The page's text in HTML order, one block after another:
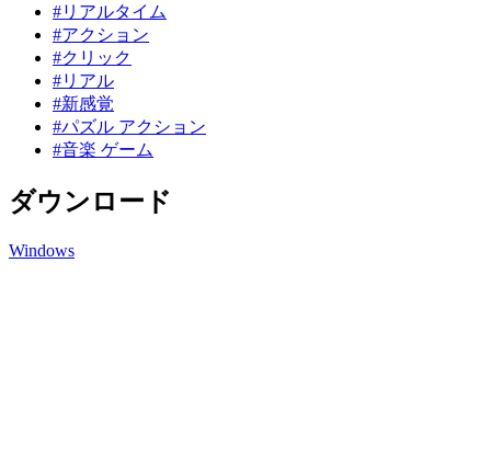
#リアルタイム
#アクション
#クリック
#リアル
#新感覚
#パズル アクション
#音楽 ゲーム
ダウンロード
Windows